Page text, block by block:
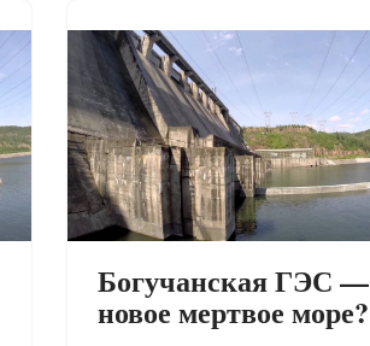
Богучанская ГЭС —
новое мертвое море?